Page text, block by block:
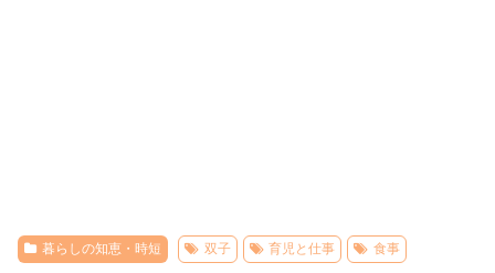
暮らしの知恵・時短 双子 育児と仕事 食事